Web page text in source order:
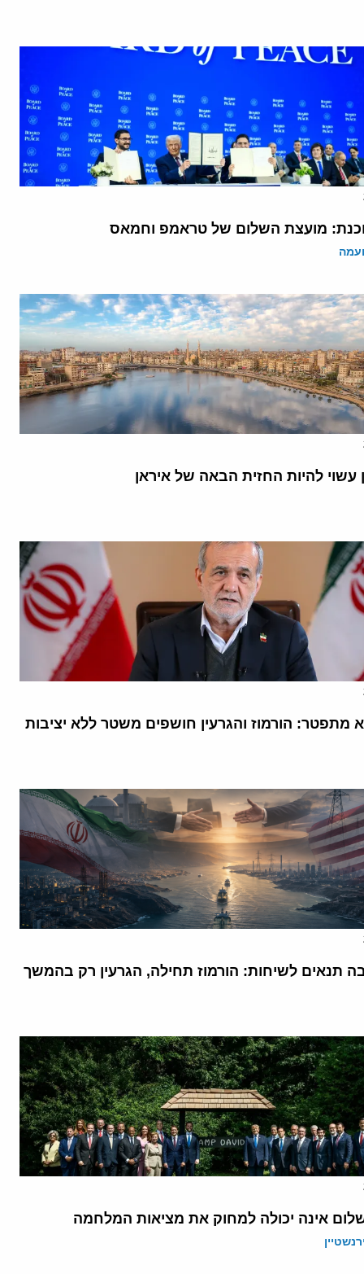
מועצת השלום של טראמפ וחמאס
עשוי להיות החזית הבאה של איראן
מתפטר: הורמוז והגרעין חושפים משטר ללא יציבות
תנאים לשיחות: הורמוז תחילה, הגרעין רק בהמשך
אינה יכולה למחוק את מציאות המלחמה